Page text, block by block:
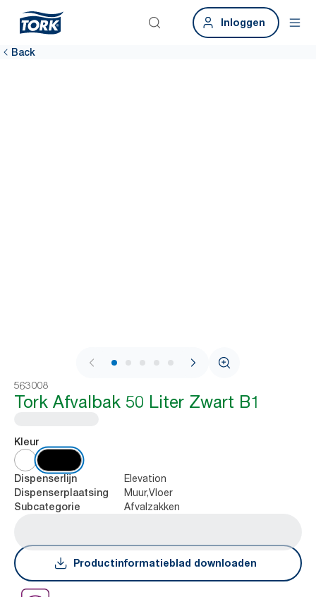
Inloggen
Back
1 / 6
563008
Tork Afvalbak 50 Liter Zwart B1
Kleur
Dispenserlijn Elevation
Dispenserplaatsing Muur,Vloer
Subcategorie Afvalzakken
Productinformatieblad downloaden